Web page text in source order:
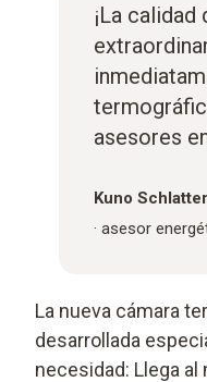
¡La calidad
asesores
Kuno Schlatter
· asesor
La nueva cámara
desarrollada
necesidad: Llega